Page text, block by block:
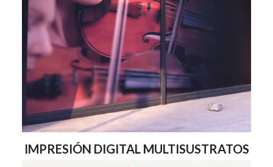
IMPRESIÓN DIGITAL MULTISUSTRATOS